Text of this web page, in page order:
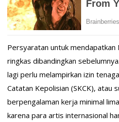
Persyaratan untuk
ringkas dibandingkan
lagi perlu melampirkan izin
Catatan Kepolisian (SKCK), atau
berpengalaman kerja minimal
karena para artis internasional